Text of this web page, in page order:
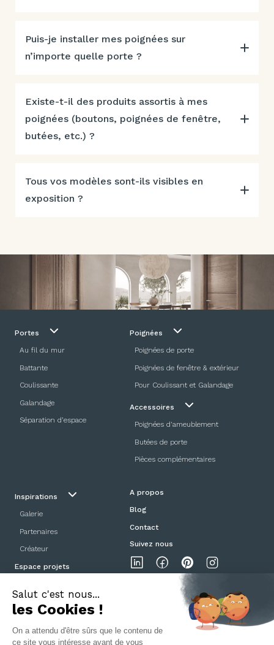
Puis-je installer mes poignées sur
n’importe quelle porte ?
Existe-t-il des produits assortis à mes
poignées (boutons, poignées de fenêtre,
butées, etc.) ?
Tous vos modèles sont-ils visibles en
exposition ?
Portes
Au fil du mur
Battante
Coulissante
Galandage
Séparation d’espace
Poignées
Poignées de porte
Poignées de fenêtre & extérieur
Pour Coulissant et Galandage
Accessoires
Poignées d'ameublement
Butées de porte
Pièces complémentaires
Inspirations
Galerie
Partenaires
Créateur
Espace projets
A propos
Blog
Contact
Suivez nous
Mentions légalesPolitique de confidentialitéCGV